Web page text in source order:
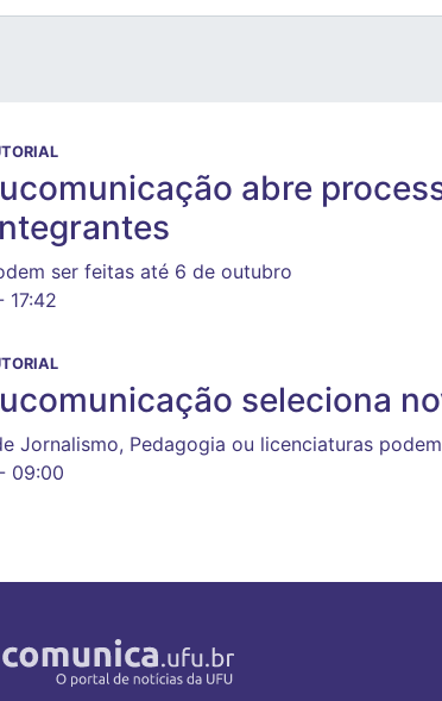
abre
ser feitas até 6 de outubro
17:42
seleciona
Jornalismo, Pedagogia ou licenciaturas
09:00